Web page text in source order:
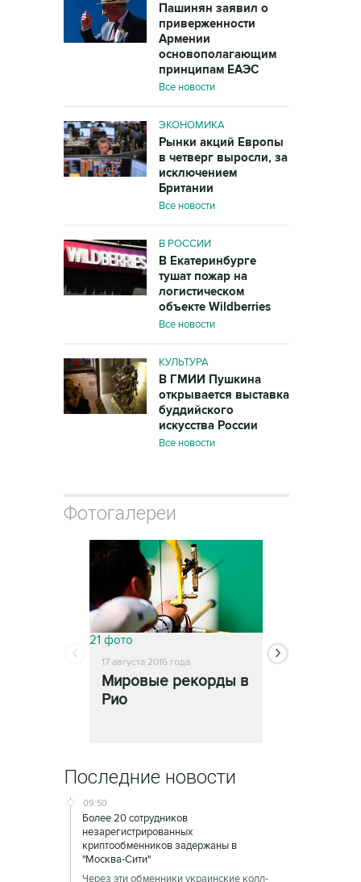
Пашинян заявил о
приверженности
Армении
основополагающим
принципам ЕАЭС
Все новости
ЭКОНОМИКА
Рынки акций Европы
в четверг выросли, за
исключением
Британии
Все новости
В РОССИИ
В Екатеринбурге
тушат пожар на
логистическом
объекте Wildberries
Все новости
КУЛЬТУРА
В ГМИИ Пушкина
открывается выставка
буддийского
искусства России
Все новости
Фотогалереи
21 фото
17 августа 2016 года
Мировые рекорды в
Рио
26 фото
17 августа 2016
Последние новости
09:50
Более 20 сотрудников
незарегистрированных
криптообменников задержаны в
"Москва-Сити"
Через эти обменники украинские колл-